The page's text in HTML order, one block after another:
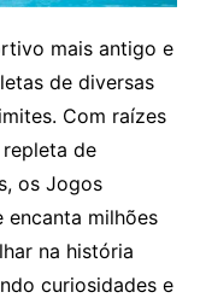
mais antigo e
de diversas
Com raízes
de
os Jogos
encanta milhões
na história
curiosidades e